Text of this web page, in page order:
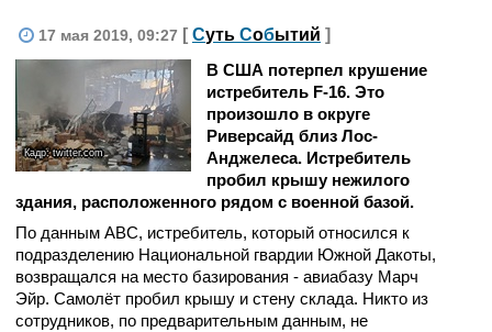
17 мая 2019, 09:27 [ Суть Событий ]
Кадр: twitter.com
В США потерпел крушение
истребитель F-16. Это
произошло в округе
Риверсайд близ Лос-
Анджелеса. Истребитель
пробил крышу нежилого
здания, расположенного рядом с военной базой.
По данным ABC, истребитель, который относился к
подразделению Национальной гвардии Южной Дакоты,
возвращался на место базирования - авиабазу Марч
Эйр. Самолёт пробил крышу и стену склада. Никто из
сотрудников, по предварительным данным, не